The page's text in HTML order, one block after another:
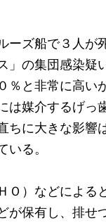
ーズ船で３人が
」の集団感染疑
％と非常に高い
は媒介するげっ
ちに大きな影響
いる。
Ｏ）などによる
が保有し、排せ